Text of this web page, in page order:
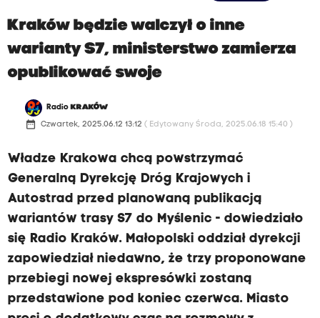
Kraków będzie walczył o inne
warianty S7, ministerstwo zamierza
opublikować swoje
Radio KRAKÓW
date_range Czwartek, 2025.06.12 13:12 ( Edytowany Środa, 2025.06.18 15:40 )
Władze Krakowa chcą powstrzymać
Generalną Dyrekcję Dróg Krajowych i
Autostrad przed planowaną publikacją
wariantów trasy S7 do Myślenic - dowiedziało
się Radio Kraków. Małopolski oddział dyrekcji
zapowiedział niedawno, że trzy proponowane
przebiegi nowej ekspresówki zostaną
przedstawione pod koniec czerwca. Miasto